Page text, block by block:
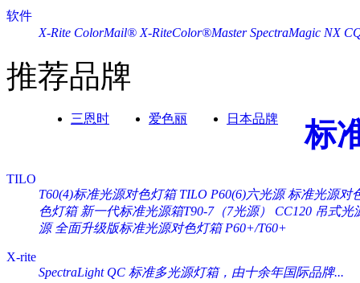
软件
X-Rite ColorMail® X-RiteColor®Master SpectraMagic NX
推荐品牌
三恩时 爱色丽 日本品牌 标
TILO
T60(4)标准光源对色灯箱 TILO P60(6)六光源 标准光源对
色灯箱 新一代标准光源箱T90-7（7光源）
CC120 吊式
源 全面升级版标准光源对色灯箱 P60+/T60+
X-rite
SpectraLight QC 标准多光源灯箱，由十余年国际品牌...